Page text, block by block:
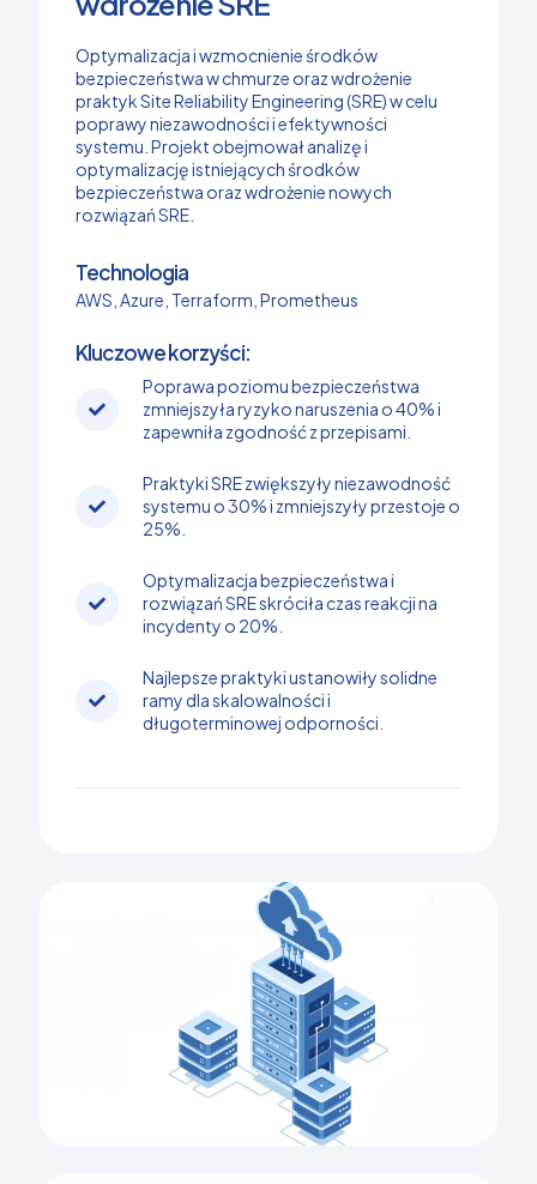
Optymalizacja i wzmocnienie środków
bezpieczeństwa w chmurze oraz wdrożenie
praktyk Site Reliability Engineering (SRE) w celu
poprawy niezawodności i efektywności
systemu. Projekt obejmował analizę i
optymalizację istniejących środków
bezpieczeństwa oraz wdrożenie nowych
rozwiązań SRE.
Technologia
AWS, Azure, Terraform, Prometheus
Kluczowe korzyści:
Poprawa poziomu bezpieczeństwa
zmniejszyła ryzyko naruszenia o 40% i
zapewniła zgodność z przepisami.
Praktyki SRE zwiększyły niezawodność
systemu o 30% i zmniejszyły przestoje o
25%.
Optymalizacja bezpieczeństwa i
rozwiązań SRE skróciła czas reakcji na
incydenty o 20%.
Najlepsze praktyki ustanowiły solidne
ramy dla skalowalności i
długoterminowej odporności.